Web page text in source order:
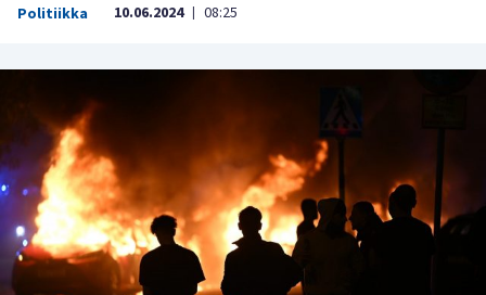
Politiikka 10.06.2024 | 08:25